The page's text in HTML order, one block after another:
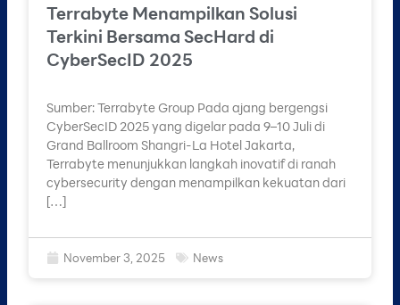
Terrabyte Menampilkan Solusi
Terkini Bersama SecHard di
CyberSecID 2025
Sumber: Terrabyte Group Pada ajang bergengsi
CyberSecID 2025 yang digelar pada 9–10 Juli di
Grand Ballroom Shangri-La Hotel Jakarta,
Terrabyte menunjukkan langkah inovatif di ranah
cybersecurity dengan menampilkan kekuatan dari
[…]
November 3, 2025 News